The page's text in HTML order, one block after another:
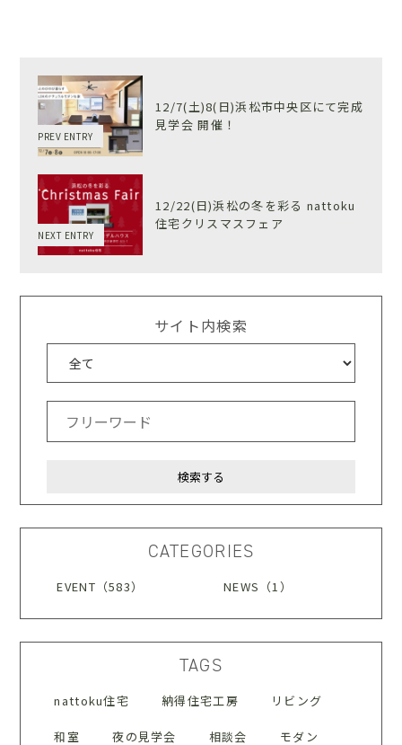
PREV ENTRY
12/7(土)8(日)浜松市中央区にて完成
見学会 開催！
NEXT ENTRY
12/22(日)浜松の冬を彩る nattoku
住宅クリスマスフェア
サイト内検索
CATEGORIES
EVENT（583） NEWS（1）
TAGS
nattoku住宅 納得住宅工房 リビング
和室 夜の見学会 相談会 モダン